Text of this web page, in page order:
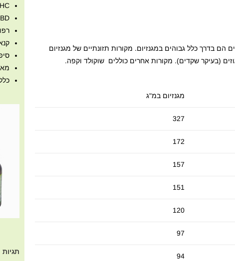
הם בדרך כלל גבוהים במגנזיום. מקורות תזונתיים של מגנזיום
(בעיקר שקדים). מקורות אחרים כוללים שוקולד וקפה.
מגנזיום במ"ג
327
172
157
151
120
97
94
תגיות